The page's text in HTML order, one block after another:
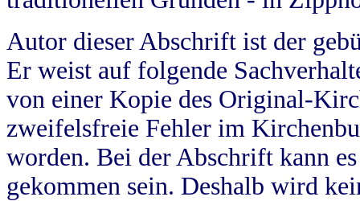
Autor dieser Abschrift ist der
Er weist auf folgende
von einer Kopie des Original-
zweifelsfreie Fehler im
worden. Bei der Abschrift kann
gekommen sein. Deshalb wird